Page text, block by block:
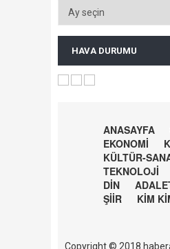
HAVA DURUMU
ANASAYFA
EKONOMİ
KÜLTÜR-
TEKNOLOJİ
DİN
ŞİİR
KİM
Copyright © 2018